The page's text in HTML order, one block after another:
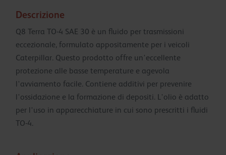
Descrizione
Q8 Terra TO-4 SAE 30 è un fluido per trasmissioni
eccezionale, formulato appositamente per i veicoli
Caterpillar. Questo prodotto offre un'eccellente
protezione alle basse temperature e agevola
l'avviamento facile. Contiene additivi per prevenire
l'ossidazione e la formazione di depositi. L'olio è adatto
per l'uso in apparecchiature in cui sono prescritti i fluidi
TO-4.